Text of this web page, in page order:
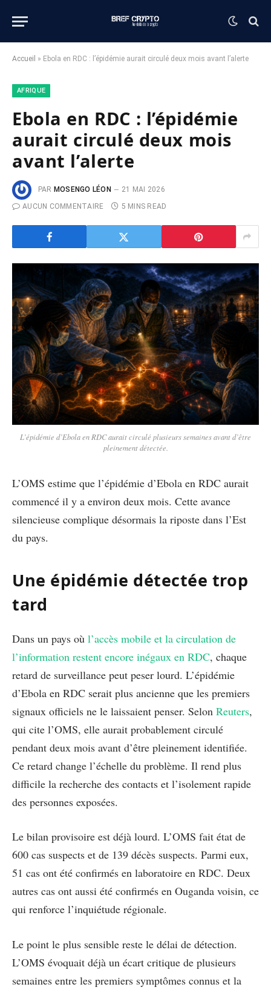
Accueil » Ebola en RDC : l’épidémie aurait circulé deux mois avant l’alerte
AFRIQUE
Ebola en RDC : l’épidémie
aurait circulé deux mois
avant l’alerte
PAR MOSENGO LÉON
21 MAI 2026
AUCUN COMMENTAIRE
5 MINS READ
L’épidémie d’Ebola en RDC aurait circulé plusieurs semaines avant d’être
pleinement détectée.
L’OMS estime que l’épidémie d’Ebola en RDC aurait
commencé il y a environ deux mois. Cette avance
silencieuse complique désormais la riposte dans l’Est
du pays.
Une épidémie détectée trop
tard
Dans un pays où l’accès mobile et la circulation de
l’information restent encore inégaux en RDC, chaque
retard de surveillance peut peser lourd. L’épidémie
d’Ebola en RDC serait plus ancienne que les premiers
signaux officiels ne le laissaient penser. Selon Reuters,
qui cite l’OMS, elle aurait probablement circulé
pendant deux mois avant d’être pleinement identifiée.
Ce retard change l’échelle du problème. Il rend plus
difficile la recherche des contacts et l’isolement rapide
des personnes exposées.
Le bilan provisoire est déjà lourd. L’OMS fait état de
600 cas suspects et de 139 décès suspects. Parmi eux,
51 cas ont été confirmés en laboratoire en RDC. Deux
autres cas ont aussi été confirmés en Ouganda voisin, ce
qui renforce l’inquiétude régionale.
Le point le plus sensible reste le délai de détection.
L’OMS évoquait déjà un écart critique de plusieurs
semaines entre les premiers symptômes connus et la